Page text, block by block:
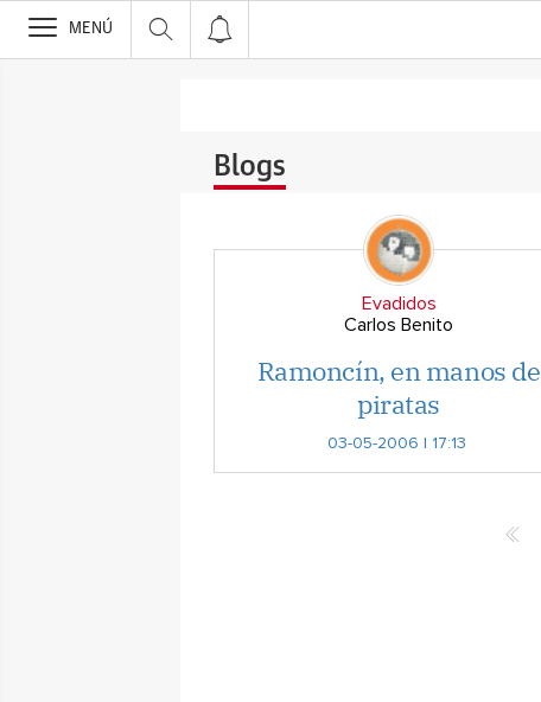
>
MENÚ
Blogs
Evadidos
Carlos Benito
Ramoncín, en manos de
piratas
03-05-2006 | 17:13